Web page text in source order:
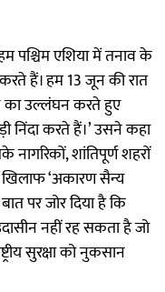
पश्चिम एशिया में तनाव के
हैं। हम 13 जून की रात
का उल्लंघन करते हुए
निंदा करते हैं।’ उसने कहा
शांतिपूर्ण शहरों
‘अकारण सैन्य
पर जोर दिया है कि
नहीं रह सकता है जो
सुरक्षा को नुकसान